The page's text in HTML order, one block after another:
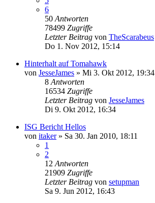
6
50 Antworten
78499 Zugriffe
Letzter Beitrag von TheScarabeus
Do 1. Nov 2012, 15:14
Hinterhalt auf Tomahawk
von JesseJames » Mi 3. Okt 2012, 19:34
8 Antworten
16534 Zugriffe
Letzter Beitrag von JesseJames
Di 9. Okt 2012, 16:34
ISG Bericht Hellos
von itaker» Sa 30. Jan 2010, 18:11
1
2
12 Antworten
21909 Zugriffe
Letzter Beitrag von setupman
Sa 9. Jun 2012, 16:43